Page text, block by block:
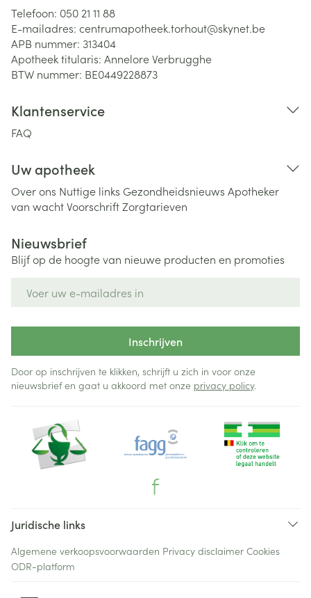
Telefoon: 050 21 11 88
E-mailadres: centrumapotheek.torhout@skynet.be
APB nummer: 313404
Apotheek titularis: Annelore Verbrugghe
BTW nummer: BE0449228873
Klantenservice
FAQ
Uw apotheek
Over ons Nuttige links Gezondheidsnieuws Apotheker
van wachtVoorschriftZorgtarieven
Nieuwsbrief
Blijf op de hoogte van nieuwe producten en promoties
Inschrijven
Door op inschrijven te klikken, schrijft u zich in voor onze
nieuwsbrief en gaat u akkoord met onze privacy policy.
Juridische links
Algemene verkoopsvoorwaarden Privacy disclaimer Cookies
ODR-platform